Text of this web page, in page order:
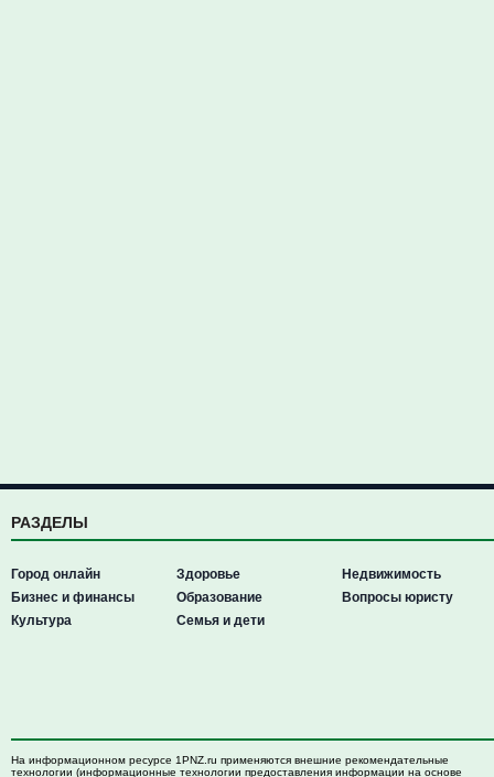
РАЗДЕЛЫ
Город онлайн
Бизнес и финансы
Культура
Здоровье
Образование
Семья и дети
Недвижимость
Вопросы юристу
На информационном ресурсе 1PNZ.ru применяются внешние рекомендательные
технологии (информационные технологии предоставления информации на основе